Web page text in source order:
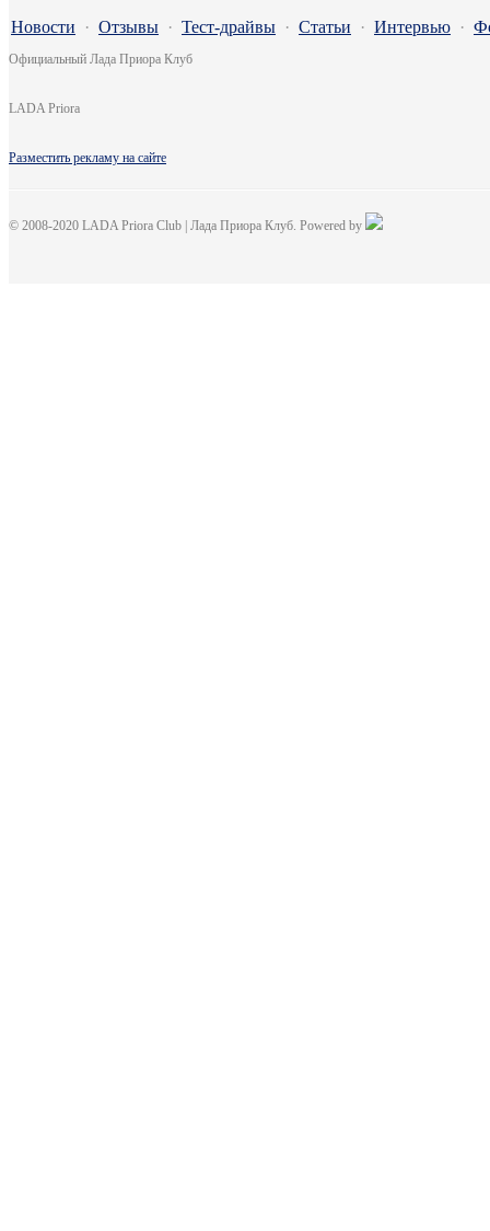
Новости · Отзывы · Тест-драйвы · Статьи · Интервью ·
Официальный Лада Приора Клуб
LADA Priora
Разместить рекламу на сайте
© 2008-2020 LADA Priora Club | Лада Приора Клуб. Powered by